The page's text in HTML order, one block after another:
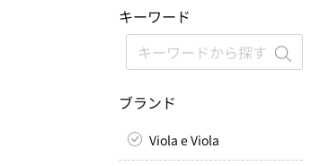
キーワード
ブランド
Viola e Viola